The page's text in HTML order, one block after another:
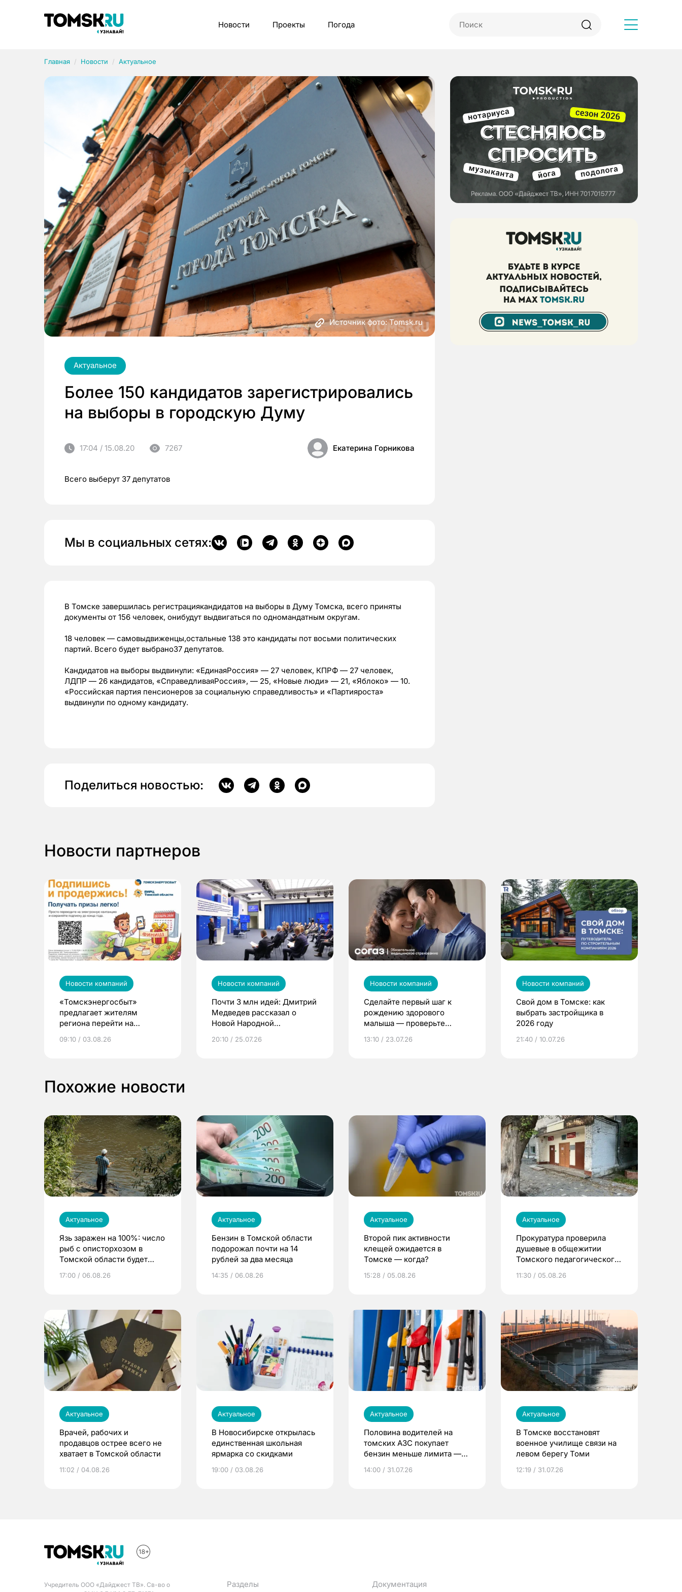
Новости Проекты Погода
Главная Новости Актуальное
Источник фото: Tomsk.ru
Актуальное
Более 150 кандидатов зарегистрировались
на выборы в городскую Думу
17:04 / 15.08.20 7267 Екатерина Горникова
Всего выберут 37 депутатов
Мы в социальных сетях:
В Томске завершилась регистрациякандидатов на выборы в Думу Томска, всего приняты
документы от 156 человек, онибудут выдвигаться по одномандатным округам.
18 человек — самовыдвиженцы,остальные 138 это кандидаты пот восьми политических
партий. Всего будет выбрано37 депутатов.
Кандидатов на выборы выдвинули: «ЕдинаяРоссия» — 27 человек, КПРФ — 27 человек,
ЛДПР — 26 кандидатов, «СправедливаяРоссия», — 25, «Новые люди» — 21, «Яблоко» — 10.
«Российская партия пенсионеров за социальную справедливость» и «Партияроста»
выдвинули по одному кандидату.
Поделиться новостью:
Новости партнеров
Новости компаний
«Томскэнергосбыт»
предлагает жителям
региона перейти на
выиграть призы
09:10 / 03.08.26
Новости компаний
Почти 3 млн идей: Дмитрий
Медведев рассказал о
Новой Народной
20:10 / 25.07.26
Новости компаний
Сделайте первый шаг к
рождению здорового
малыша — проверьте
по ОМС!
13:10 / 23.07.26
Новости компаний
Свой дом в Томске: как
выбрать застройщика в
2026 году
21:40 / 10.07.26
Похожие новости
Актуальное
Язь заражен на 100%: число
рыб с описторхозом в
Томской области будет
17:00 / 06.08.26
Актуальное
Бензин в Томской области
подорожал почти на 14
рублей за два месяца
14:35 / 06.08.26
Актуальное
Второй пик активности
клещей ожидается в
Томске — когда?
15:28 / 05.08.26
Актуальное
Прокуратура проверила
душевые в общежитии
Томского педагогического
11:30 / 05.08.26
Актуальное
Врачей, рабочих и
продавцов острее всего не
хватает в Томской области
11:02 / 04.08.26
Актуальное
В Новосибирске открылась
единственная школьная
ярмарка со скидками
19:00 / 03.08.26
Актуальное
Половина водителей на
томских АЗС покупает
бензин меньше лимита —
14:00 / 31.07.26
Актуальное
В Томске восстановят
военное училище связи на
левом берегу Томи
12:19 / 31.07.26
Учредитель ООО «Дайджест ТВ». Св-во о
Разделы Документация
Рубрики